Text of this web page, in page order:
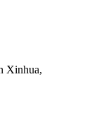
Xinhua,